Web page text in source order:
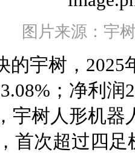
图片来源：宇
的宇树，2025
；净利润
宇树人形机
首次超过四